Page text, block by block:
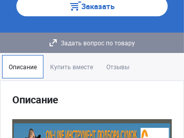
Заказать
Задать вопрос по товару
Описание Купить вместе Отзывы
Описание